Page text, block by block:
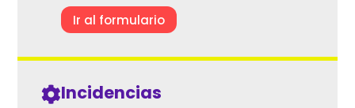
Ir al formulario
Incidencias